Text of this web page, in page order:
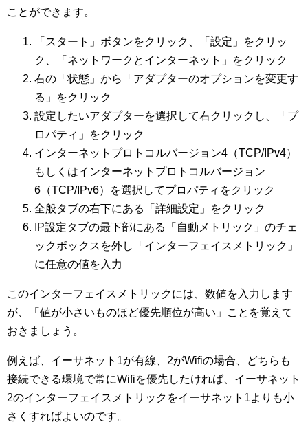
ことができます。
「スタート」ボタンをクリック、「設定」をクリッ
ク、「ネットワークとインターネット」をクリック
右の「状態」から「アダプターのオプションを変更す
る」をクリック
設定したいアダプターを選択して右クリックし、「プ
ロパティ」をクリック
インターネットプロトコルバージョン4（TCP/IPv4）
もしくはインターネットプロトコルバージョン
6（TCP/IPv6）を選択してプロパティをクリック
全般タブの右下にある「詳細設定」をクリック
IP設定タブの最下部にある「自動メトリック」のチェ
ックボックスを外し「インターフェイスメトリック」
に任意の値を入力
このインターフェイスメトリックには、数値を入力します
が、「値が小さいものほど優先順位が高い」ことを覚えて
おきましょう。
例えば、イーサネット1が有線、2がWifiの場合、どちらも
接続できる環境で常にWifiを優先したければ、イーサネット
2のインターフェイスメトリックをイーサネット1よりも小
さくすればよいのです。